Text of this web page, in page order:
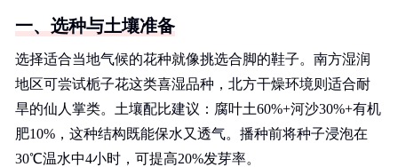
一、选种与土壤准备
选择适合当地气候的花种就像挑选合脚的鞋子。南方湿润
地区可尝试栀子花这类喜湿品种，北方干燥环境则适合耐
旱的仙人掌类。土壤配比建议：腐叶土60%+河沙30%+有机
肥10%，这种结构既能保水又透气。播种前将种子浸泡在
30℃温水中4小时，可提高20%发芽率。